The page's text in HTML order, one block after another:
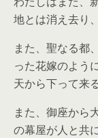
地とは消え去り
また、聖なる都
った花嫁のよう
天から下って来
また、御座から
の幕屋が人と共